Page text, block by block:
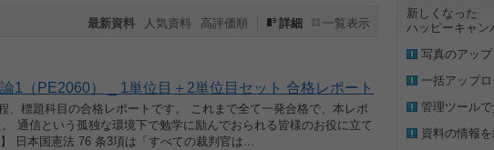
最新資料 人気資料 高評価順 詳細 一覧表示
1（PE2060） _ 1単位目＋2単位目セット 合格レポート
、標題科目の合格レポートです。 これまで全て一発合格で、本レポ
通信という孤独な環境下で勉学に励んでおられる皆様のお役に立て
日本国憲法 76 条3項は「すべての裁判官は...
新しくなった
ハッピーキャン
写真のアップ
一括アップロ
管理ツール
資料の情報